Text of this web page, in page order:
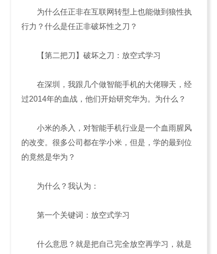
为什么任正非在互联网转型上也能做到狼性执
行力？什么是任正非破坏性之刀？
【第二把刀】破坏之刀：放空式学习
在深圳，我跟几个做智能手机的大佬聊天，经
过2014年的血战，他们开始研究华为。为什么？
小米的杀入，对智能手机行业是一个血雨腥风
的改变。很多公司都在学小米，但是，学的最到位
的竟然是华为？
为什么？我认为：
第一个关键词：放空式学习
什么意思？就是把自己完全放空再学习，就是